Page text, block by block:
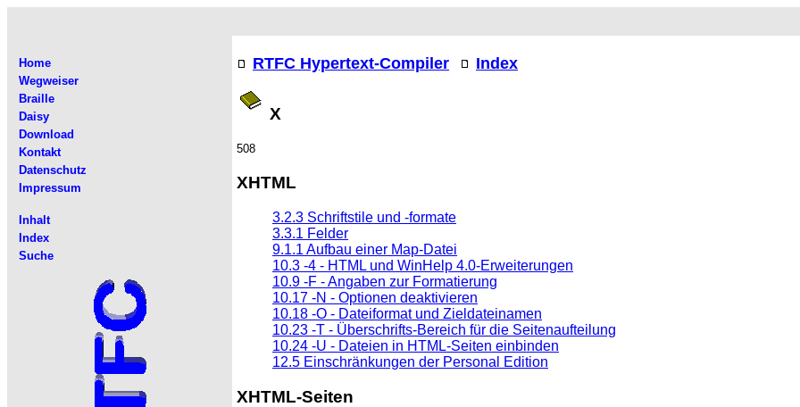
Home
Wegweiser
Braille
Daisy
Download
Kontakt
Datenschutz
Impressum
Inhalt
Index
Suche
RTFC Hypertext-Compiler Index
X
508
XHTML
3.2.3 Schriftstile und -formate
3.3.1 Felder
9.1.1 Aufbau einer Map-Datei
10.3 -4 - HTML und WinHelp 4.0-Erweiterungen
10.9 -F - Angaben zur Formatierung
10.17 -N - Optionen deaktivieren
10.18 -O - Dateiformat und Zieldateinamen
10.23 -T - Überschrifts-Bereich für die Seitenaufteilung
10.24 -U - Dateien in HTML-Seiten einbinden
12.5 Einschränkungen der Personal Edition
XHTML-Seiten